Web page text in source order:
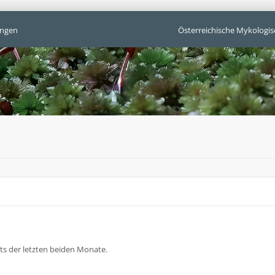
Österreichische
der letzten beiden Monate.